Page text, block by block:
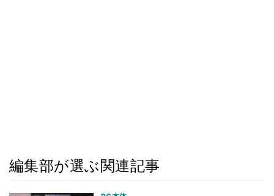
編集部が選ぶ関連記事